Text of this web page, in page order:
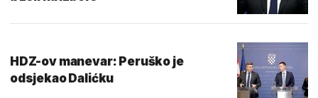
HDZ-ov manevar: Peruško je
odsjekao Dalićku